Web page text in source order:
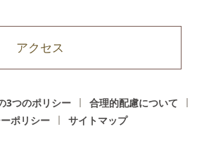
アクセス
3つのポリシー
合理的配慮について
ポリシー
サイトマップ